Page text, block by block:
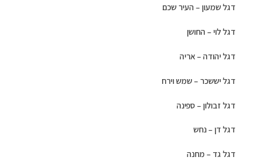
דגל שמעון – העיר שכם
דגל לוי – החושן
דגל יהודה – אריה
דגל יששכר – שמש וירח
דגל זבולון – ספינה
דגל דן – נחש
דגל גד – מחנה